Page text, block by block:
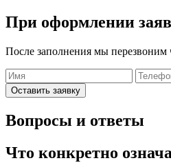
При оформлении
После заполнения мы перезвоним
Оставить заявку
Вопросы и ответы
Что конкретно